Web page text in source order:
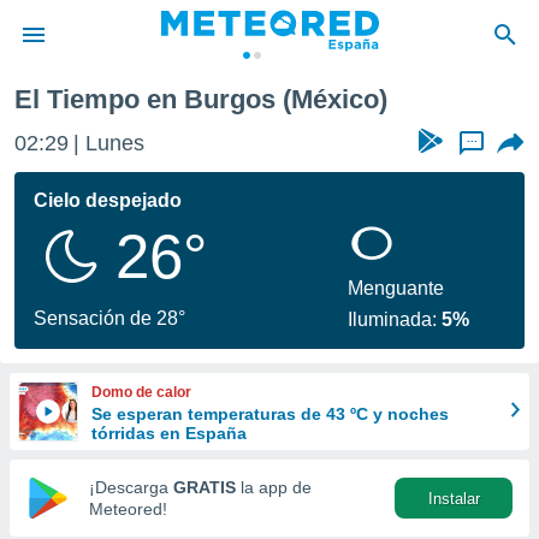
de
por
se
calidad.
a este
las
y
forma
digital
basada
El Tiempo en Burgos (México)
02:29 Lunes ...
Cielo despejado
26°
Sensación de 28°
Menguante
Iluminada:5%
Domo de calor
Se esperan temperaturas de 43 ºC y noches
tórridas en España
¡Descarga GRATIS la app de
Meteored!
Instalar